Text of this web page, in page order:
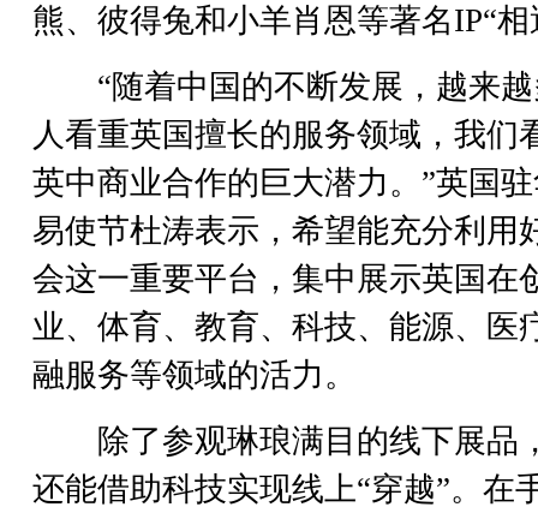
熊、彼得兔和小羊肖恩等著名IP“相
“随着中国的不断发展，越来越
人看重英国擅长的服务领域，我们
英中商业合作的巨大潜力。”英国
易使节杜涛表示，希望能充分利用
会这一重要平台，集中展示英国在
业、体育、教育、科技、能源、医
融服务等领域的活力。
除了参观琳琅满目的线下展品
还能借助科技实现线上“穿越”。在